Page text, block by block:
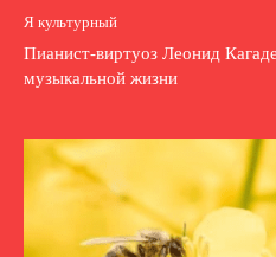
Я культурный
Пианист-виртуоз Леонид
музыкальной жизни